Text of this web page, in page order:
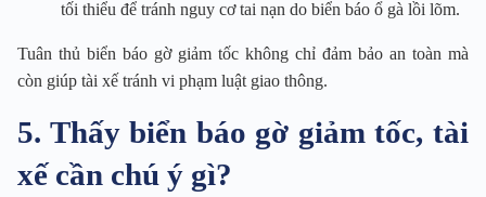
tối thiểu để tránh nguy cơ tai nạn do biển báo ổ gà lồi lõm.
Tuân thủ biển báo gờ giảm tốc không chỉ đảm bảo an toàn mà
còn giúp tài xế tránh vi phạm luật giao thông.
5. Thấy biển báo gờ giảm tốc, tài
xế cần chú ý gì?